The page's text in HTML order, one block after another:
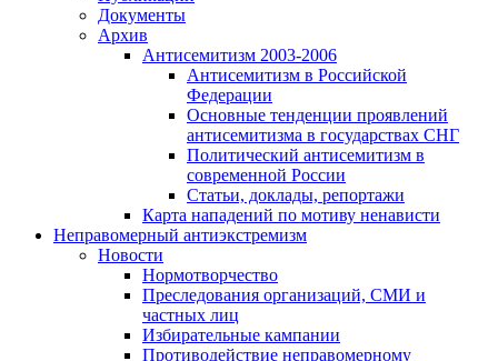
Документы
Архив
Антисемитизм 2003-2006
Антисемитизм в Российской
Федерации
Основные тенденции проявлений
антисемитизма в государствах СНГ
Политический антисемитизм в
современной России
Статьи, доклады, репортажи
Карта нападений по мотиву ненависти
Неправомерный антиэкстремизм
Новости
Нормотворчество
Преследования организаций, СМИ и
частных лиц
Избирательные кампании
Противодействие неправомерному